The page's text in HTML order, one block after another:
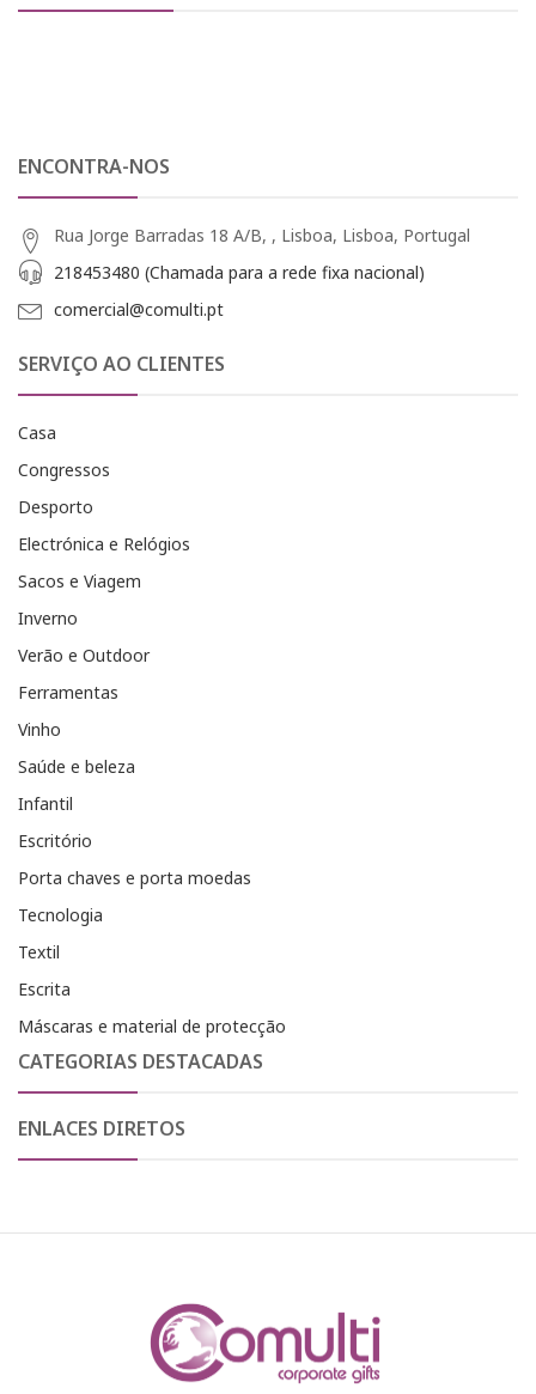
ENCONTRA-NOS
Rua Jorge Barradas 18 A/B, , Lisboa, Lisboa, Portugal
218453480 (Chamada para a rede fixa nacional)
comercial@comulti.pt
SERVIÇO AO CLIENTES
Casa
Congressos
Desporto
Electrónica e Relógios
Sacos e Viagem
Inverno
Verão e Outdoor
Ferramentas
Vinho
Saúde e beleza
Infantil
Escritório
Porta chaves e porta moedas
Tecnologia
Textil
Escrita
Máscaras e material de protecção
CATEGORIAS DESTACADAS
ENLACES DIRETOS